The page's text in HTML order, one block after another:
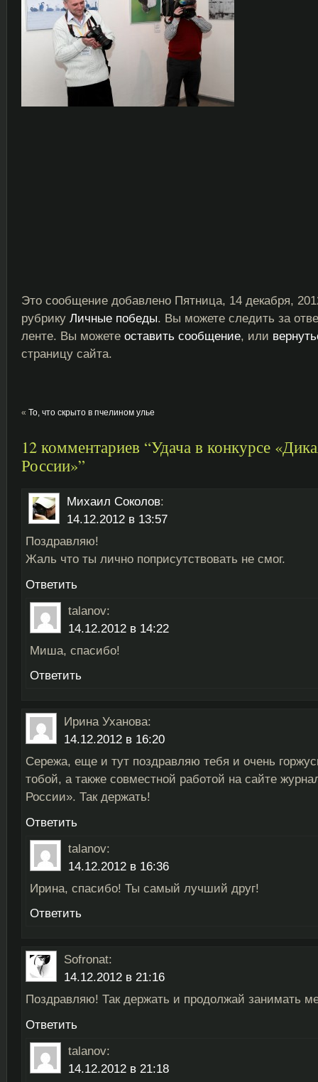
Это сообщение добавлено Пятница, 14 декабря,
рубрику Личные победы. Вы можете следить за
ленте. Вы можете оставить сообщение, или
страницу сайта.
« То, что скрыто в пчелином улье
12 комментариев “Удача в конкурсе
России»”
Михаил Соколов:
14.12.2012 в 13:57
Поздравляю!
Жаль что ты лично поприсутствовать не смог.
Ответить
talanov:
14.12.2012 в 14:22
Миша, спасибо!
Ответить
Ирина Уханова:
14.12.2012 в 16:20
Сережа, еще и тут поздравляю тебя и очень
тобой, а также совместной работой на сайте
России». Так держать!
Ответить
talanov:
14.12.2012 в 16:36
Ирина, спасибо! Ты самый лучший друг!
Ответить
Sofronat:
14.12.2012 в 21:16
Поздравляю! Так держать и продолжай занимать
Ответить
talanov:
14.12.2012 в 21:18